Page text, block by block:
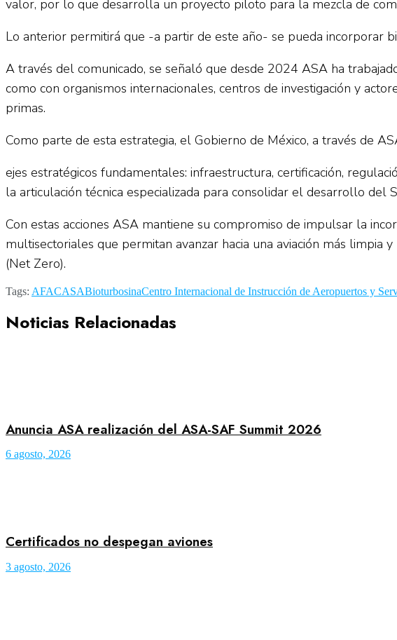
valor, por lo que desarrolla un proyecto piloto para la mezcla de
Lo anterior permitirá que -a partir de este año- se pueda incorporar
A través del comunicado, se señaló que desde 2024 ASA ha
como con organismos internacionales, centros de investigación y
primas.
Como parte de esta estrategia, el Gobierno de México, a través de
ejes estratégicos fundamentales: infraestructura, certificación,
la articulación técnica especializada para consolidar el desarrollo del
Con estas acciones ASA mantiene su compromiso de impulsar la
multisectoriales que permitan avanzar hacia una aviación más
(Net Zero).
Tags: AFACASABioturbosinaCentro Internacional de Instrucción de Aeropuertos y
Noticias Relacionadas
Anuncia ASA realización del ASA-SAF Summit 2026
6 agosto, 2026
Certificados no despegan aviones
3 agosto, 2026